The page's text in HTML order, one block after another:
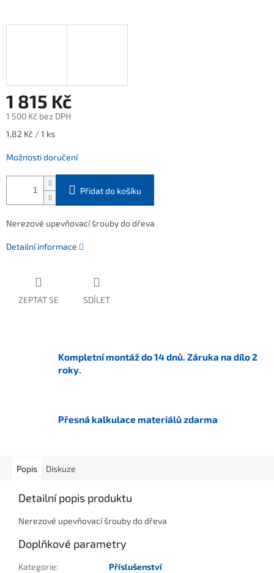
1 815 Kč
1 500 Kč bez DPH
Měrná
1,82 Kč / 1 ks
Možnosti doručení
Přidat do košíku
Nerezové upevňovací šrouby do dřeva
Detailní informace
ZEPTAT SE SDÍLET
Kompletní montáž do 14 dnů. Záruka na dílo 2
roky.
Přesná kalkulace materiálů zdarma
Popis Diskuze
Detailní popis produktu
Nerezové upevňovací šrouby do dřeva
Doplňkové parametry
Kategorie:
Příslušenství